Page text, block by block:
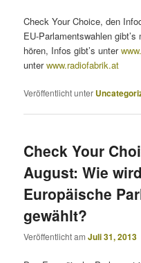
Check Your Choice, den
EU-Parlamentswahlen
hören, Infos gibt’s unter
unterwww.radiofabrik.at
Veröffentlicht unter
Check Your
August: Wie
Europäische
gewählt?
Veröffentlicht amJuli 31, 2013